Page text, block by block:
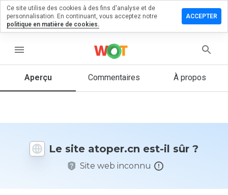
menu
Aperçu Commentaires À propos
Le site atoper.cn est-il sûr ?
Site web inconnu
un
Quelle
donneriez-
Ce site utilise des cookies à des fins d'analyse et de
personnalisation. En continuant, vous acceptez notre
politique en matière de cookies.
ACCEPTER